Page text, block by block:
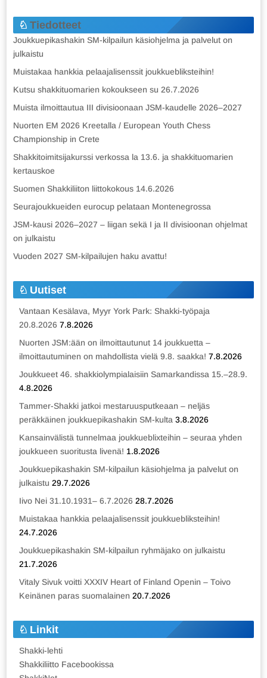
Tiedotteet
Joukkuepikashakin SM-kilpailun käsiohjelma ja palvelut on
julkaistu
Muistakaa hankkia pelaajalisenssit joukkuebliksteihin!
Kutsu shakkituomarien kokoukseen su 26.7.2026
Muista ilmoittautua III divisioonaan JSM-kaudelle 2026–2027
Nuorten EM 2026 Kreetalla / European Youth Chess
Championship in Crete
Shakkitoimitsijakurssi verkossa la 13.6. ja shakkituomarien
kertauskoe
Suomen Shakkiliiton liittokokous 14.6.2026
Seurajoukkueiden eurocup pelataan Montenegrossa
JSM-kausi 2026–2027 – liigan sekä I ja II divisioonan ohjelmat
on julkaistu
Vuoden 2027 SM-kilpailujen haku avattu!
Uutiset
Vantaan Kesälava, Myyr York Park: Shakki-työpaja
20.8.2026 7.8.2026
Nuorten JSM:ään on ilmoittautunut 14 joukkuetta –
ilmoittautuminen on mahdollista vielä 9.8. saakka! 7.8.2026
Joukkueet 46. shakkiolympialaisiin Samarkandissa 15.–28.9.
4.8.2026
Tammer-Shakki jatkoi mestaruusputkeaan – neljäs
peräkkäinen joukkuepikashakin SM-kulta 3.8.2026
Kansainvälistä tunnelmaa joukkueblixteihin – seuraa yhden
joukkueen suoritusta livenä! 1.8.2026
Joukkuepikashakin SM-kilpailun käsiohjelma ja palvelut on
julkaistu 29.7.2026
Iivo Nei 31.10.1931– 6.7.2026 28.7.2026
Muistakaa hankkia pelaajalisenssit joukkuebliksteihin!
24.7.2026
Joukkuepikashakin SM-kilpailun ryhmäjako on julkaistu
21.7.2026
Vitaly Sivuk voitti XXXIV Heart of Finland Openin – Toivo
Keinänen paras suomalainen 20.7.2026
Linkit
Shakki-lehti
Shakkiliitto Facebookissa